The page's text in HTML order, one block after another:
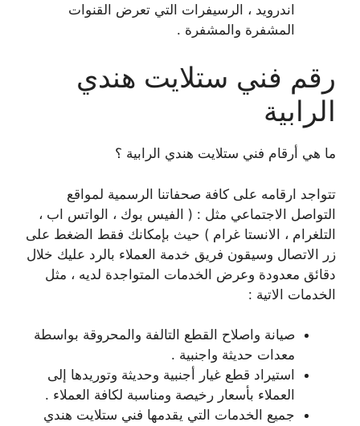
اندرويد ، الرسيفرات التي تعرض القنوات
المشفرة والمشفرة .
رقم فني ستلايت هندي
الرابية
ما هي أرقام فني ستلايت هندي الرابية ؟
تتواجد ارقامه على كافة صحفاتنا الرسمية لمواقع
التواصل الاجتماعي مثل : ( الفيس بوك ، الواتس اب ،
التلغرام ، الانستا غرام ) حيث بإمكانك فقط الضغط على
زر الاتصال وسيقون فريق خدمة العملاء بالرد عليك خلال
دقائق معدودة وعرض الخدمات المتواجدة لديه ، مثل
الخدمات الاتية :
صيانة واصلاح القطع التالفة والمحروقة بواسطة
معدات حديثة واجنبية .
استيراد قطع غيار أجنبية وحديثة وتوريدها إلى
العملاء بأسعار رخيصة ومناسبة لكافة العملاء .
جميع الخدمات التي يقدمها فني ستلايت هندي